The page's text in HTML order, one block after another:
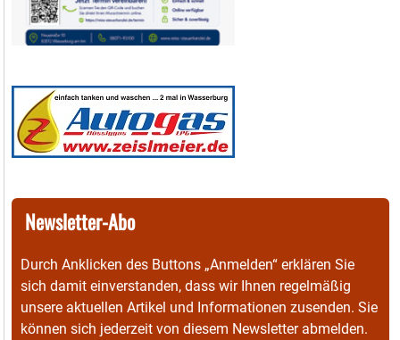
Newsletter-Abo
Durch Anklicken des Buttons „Anmelden“ erklären Sie
sich damit einverstanden, dass wir Ihnen regelmäßig
unsere aktuellen Artikel und Informationen zusenden. Sie
können sich jederzeit von diesem Newsletter abmelden.